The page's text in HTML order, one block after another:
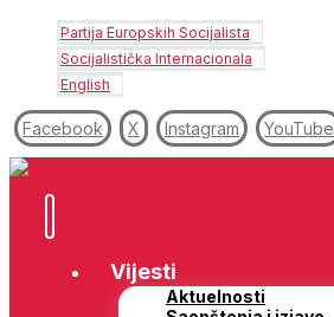
Partija Europskih Socijalista
Socijalistička Internacionala
English
Facebook X Instagram YouTube
Vijesti
Aktuelnosti